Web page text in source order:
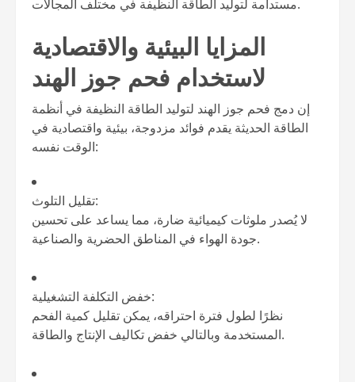
مستدامة لتوليد الطاقة النظيفة في مختلف المجالات.
المزايا البيئية والاقتصادية
لاستخدام فحم جوز الهند
إن دمج فحم جوز الهند لتوليد الطاقة النظيفة في أنظمة
الطاقة الحديثة يقدم فوائد مزدوجة، بيئية واقتصادية في
الوقت نفسه:
تقليل التلوث:
لا يُصدر ملوثات كيميائية ضارة، مما يساعد على تحسين
جودة الهواء في المناطق الحضرية والصناعية.
خفض التكلفة التشغيلية:
نظرًا لطول فترة احتراقه، يمكن تقليل كمية الفحم
المستخدمة وبالتالي خفض تكاليف الإنتاج والطاقة.